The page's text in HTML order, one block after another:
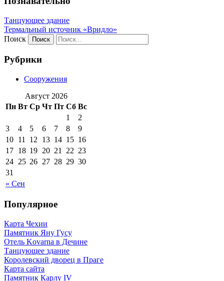
Танцующее здание
Термальный источник «Вридло»
Поиск
Рубрики
Сооружения
Август 2026
Пн Вт Ср Чт Пт Сб Вс
« Сен
1
2
3
4 5 6 7 8
9
10 11 12 13 14 15 16
17 18 19 20 21 22 23
24 25 26 27 28 29 30
31
Популярное
Карта Чехии
Памятник Яну Гусу
Отель Kovarna в Дечине
Танцующее здание
Королевский дворец в Праге
Карта сайта
Памятник Карлу IV